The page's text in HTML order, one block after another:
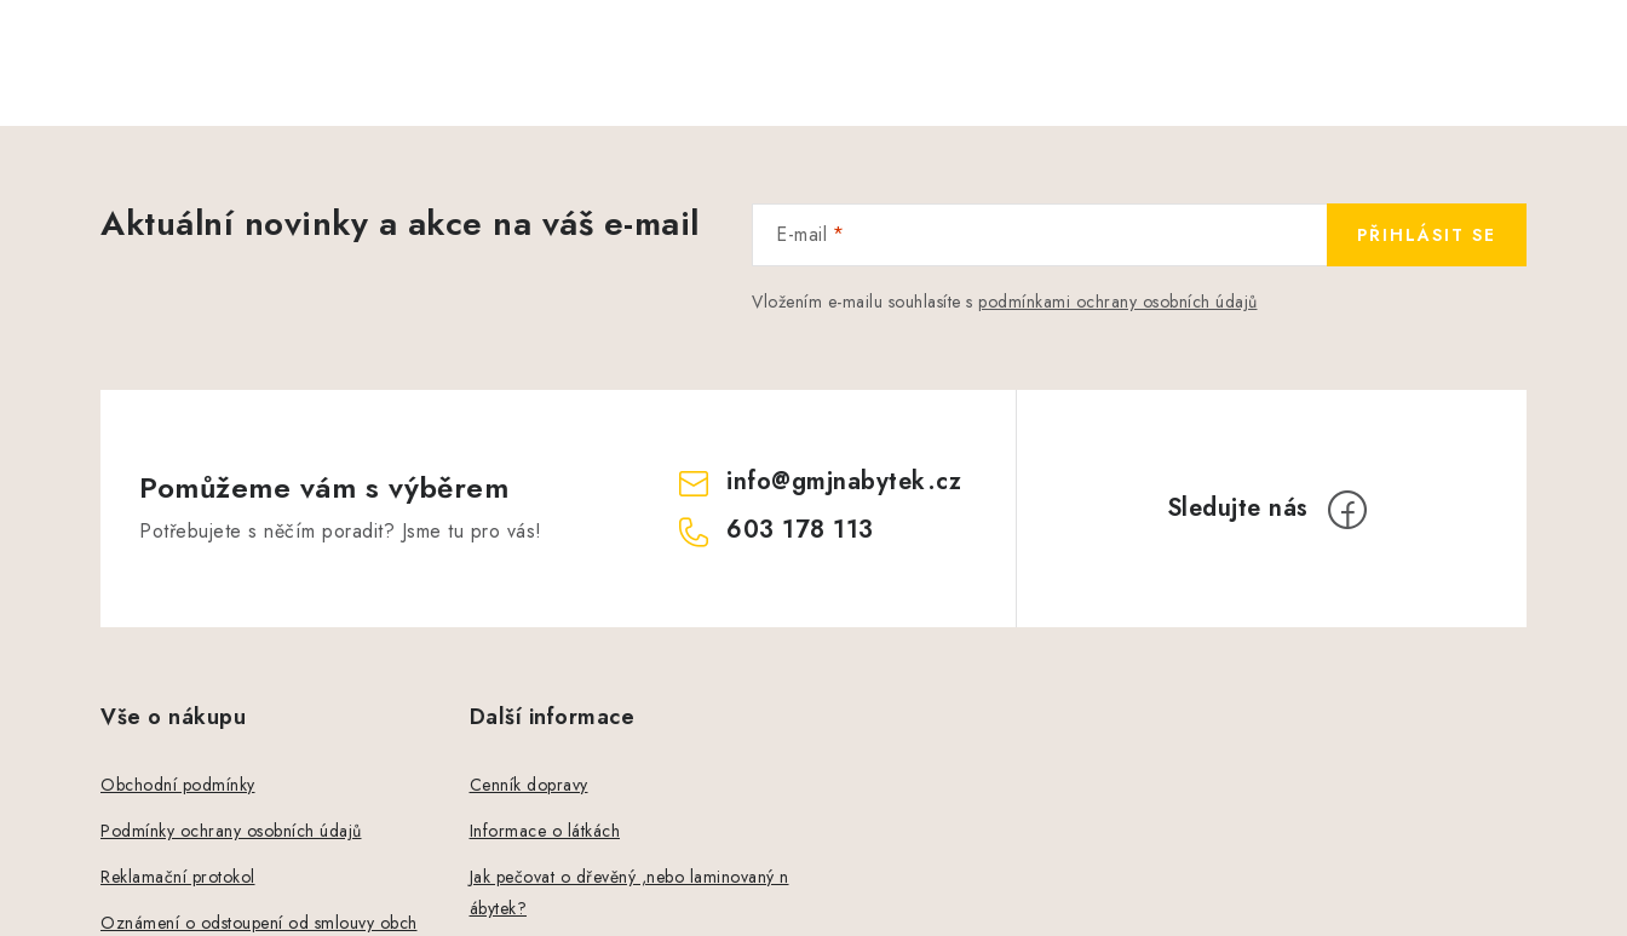
Aktuální novinky a akce na váš e-mail E-mail
Vložením e-mailu souhlasíte s podmínkami ochrany osobních údajů
PŘIHLÁSIT SE
Pomůžeme vám s výběrem
Potřebujete s něčím poradit? Jsme tu pro vás!
info@gmjnabytek.cz
603 178 113
Vše o nákupu
Obchodní podmínky
Podmínky ochrany osobních údajů
Reklamační protokol
Oznámení o odstoupení od smlouvy obch
Další informace
Cenník dopravy
Informace o látkách
Jak pečovat o dřevěný ,nebo laminovaný n
ábytek?